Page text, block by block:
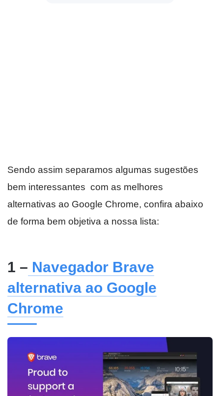
Sendo assim separamos algumas sugestões
bem interessantes com as melhores
alternativas ao Google Chrome, confira abaixo
de forma bem objetiva a nossa lista:
1 – Navegador Brave
alternativa ao Google
Chrome